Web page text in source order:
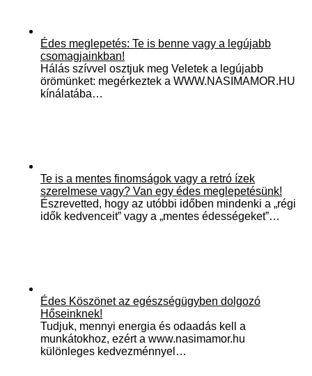
Édes meglepetés: Te is benne vagy a legújabb
csomagjainkban!
Hálás szívvel osztjuk meg Veletek a legújabb
örömünket: megérkeztek a WWW.NASIMAMOR.HU
kínálatába…
Te is a mentes finomságok vagy a retró ízek
szerelmese vagy? Van egy édes meglepetésünk!
Észrevetted, hogy az utóbbi időben mindenki a „régi
idők kedvenceit” vagy a „mentes édességeket”…
Édes Köszönet az egészségügyben dolgozó
Hőseinknek!
Tudjuk, mennyi energia és odaadás kell a
munkátokhoz, ezért a www.nasimamor.hu
különleges kedvezménnyel…